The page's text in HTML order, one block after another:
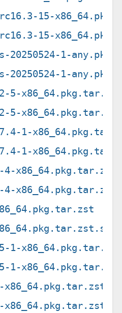
15-
15-
20250524-1-
20250524-1-
5-x86_64.pkg.tar.zst
5-
1-
1-
x86_64.pkg.tar.zst
4-
1-x86_64.pkg.tar.zst
1-